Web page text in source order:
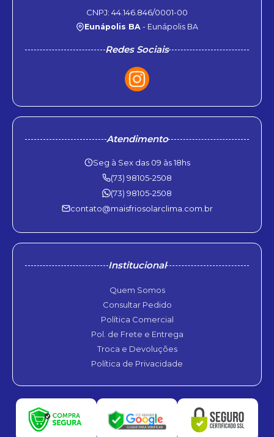
CNPJ: 44.146.846/0001-00
Eunápolis BA - Eunápolis BA
Redes Sociais
Atendimento
Seg à Sex das 09 às 18hs
(73) 98105-2508
(73) 98105-2508
contato@maisfriosolarclima.com.br
Institucional
Quem Somos
Consultar Pedido
Política Comercial
Pol. de Frete e Entrega
Troca e Devoluções
Política de Privacidade